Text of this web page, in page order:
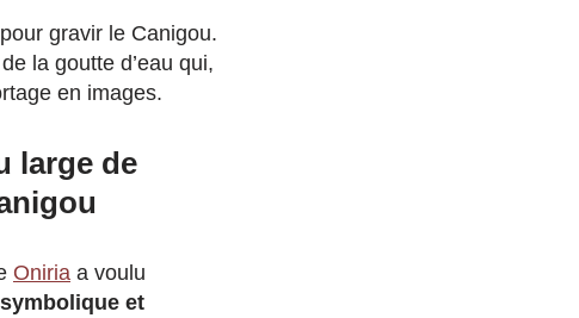
gravir le Canigou.
la goutte d’eau qui,
en images.
large de
Oniria a voulu
et